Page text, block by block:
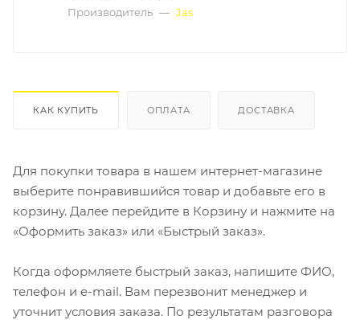
Производитель — Jas
КАК КУПИТЬ ОПЛАТА ДОСТАВКА
Для покупки товара в нашем интернет-магазине
выберите понравившийся товар и добавьте его в
корзину. Далее перейдите в Корзину и нажмите на
«Оформить заказ» или «Быстрый заказ».
Когда оформляете быстрый заказ, напишите ФИО,
телефон и e-mail. Вам перезвонит менеджер и
уточнит условия заказа. По результатам разговора